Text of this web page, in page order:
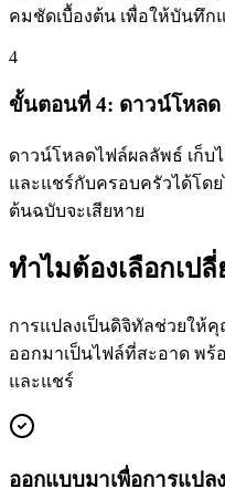
คมชัดเบื้องต้น เพื่อให้บันทึก
4
ขั้นตอนที่ 4: ดาวน์โหลด
ดาวน์โหลดไฟล์ผลลัพธ์ เก็
และแชร์กับครอบครัวได้โด
ต้นฉบับจะเสียหาย
ทำไมต้องเลือกเป
การแปลงเป็นดิจิทัลช่วยให้
ออกมาเป็นไฟล์ที่สะอาด พร้
และแชร์
ออกแบบมาเพื่อการแปล